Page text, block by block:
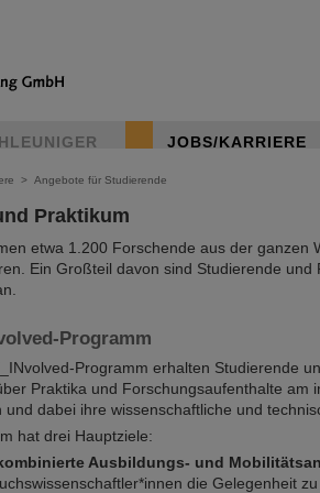
JOBS/KARRIERE
> Angebote für Studierende
Praktikum
etwa 1.200 Forschende aus der ganzen
Ein Großteil davon sind Studierende
Programm
Programm erhalten Studierende
Praktika und Forschungsaufenthalte am
und dabei ihre wissenschaftliche und
hat drei Hauptziele:
Ausbildungs- und
die Gelegenheit